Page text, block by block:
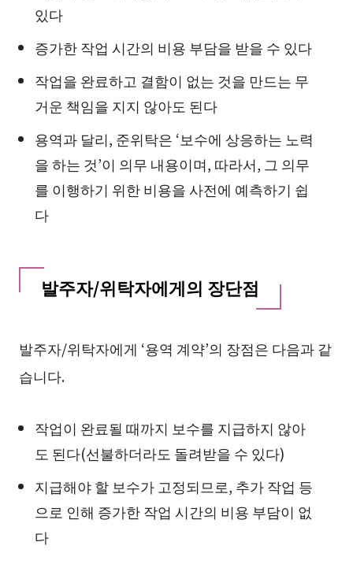
있다
증가한 작업 시간의 비용 부담을 받을 수 있다
작업을 완료하고 결함이 없는 것을 만드는 무
거운 책임을 지지 않아도 된다
용역과 달리, 준위탁은 ‘보수에 상응하는 노력
을 하는 것’이 의무 내용이며, 따라서, 그 의무
를 이행하기 위한 비용을 사전에 예측하기 쉽
다
발주자/위탁자에게의 장단점
발주자/위탁자에게 ‘용역 계약’의 장점은 다음과 같
습니다.
작업이 완료될 때까지 보수를 지급하지 않아
도 된다(선불하더라도 돌려받을 수 있다)
지급해야 할 보수가 고정되므로, 추가 작업 등
으로 인해 증가한 작업 시간의 비용 부담이 없
다